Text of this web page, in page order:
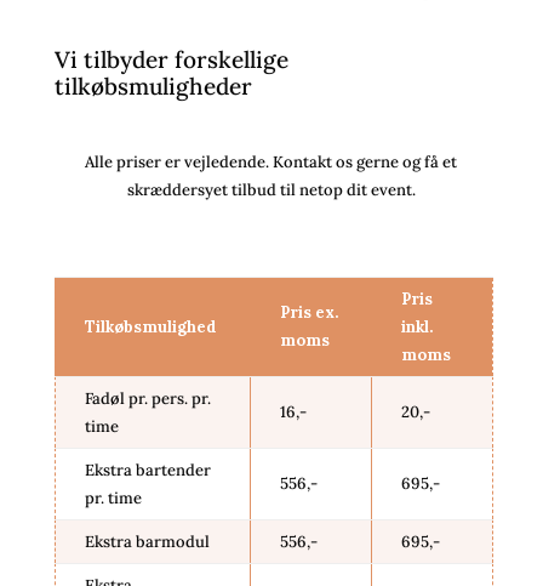
Vi tilbyder forskellige
tilkøbsmuligheder
Alle priser er vejledende. Kontakt os gerne og få et
skræddersyet tilbud til netop dit event.
Tilkøbsmulighed
Pris ex.
moms
Pris
inkl.
moms
Fadøl pr. pers. pr.
time
16,- 20,-
Ekstra bartender
pr. time
556,- 695,-
Ekstra barmodul 556,- 695,-